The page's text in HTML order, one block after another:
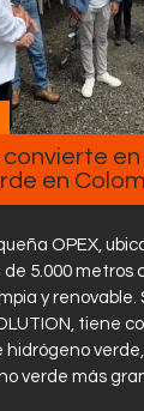
Nosotros
en
en
OPEX,
5.000 metros
y renovable.
tiene
verde más